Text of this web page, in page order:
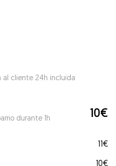
al cliente 24h incluida
durante 1h 10€
11€
10€